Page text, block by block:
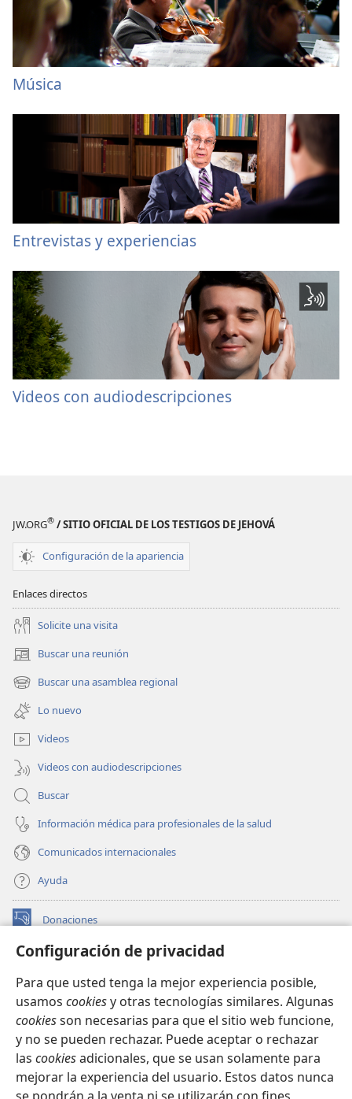
Configuración de privacidad
Para que usted tenga la mejor experiencia posible,
usamos cookiesy otras tecnologías similares. Algunas
cookiesson necesarias para que el sitio web funcione,
y no se pueden rechazar. Puede aceptar o rechazar
las cookiesadicionales, que se usan solamente para
mejorar la experiencia del usuario. Estos datos nunca
Música
Entrevistas y experiencias
Videos con audiodescripciones
JW.ORG® / SITIO OFICIAL DE LOS TESTIGOS DE JEHOVÁ
Configuración de la apariencia
Enlaces directos
Solicite una visita
Buscar una reunión
(abre
una
nueva
ventana)
Buscar una asamblea regional
(abre
una
nueva
ventana)
Lo nuevo
Videos
Videos con audiodescripciones
Buscar
Información médica para profesionales de la salud
Comunicados internacionales
Ayuda
Donaciones
(abre
nueva BIBLIOTECA EN LÍNEA Watchtower™
una
nueva
ventana)
JW Hub
(abre
una
nueva
ventana)
JW Library
Watchtower Library